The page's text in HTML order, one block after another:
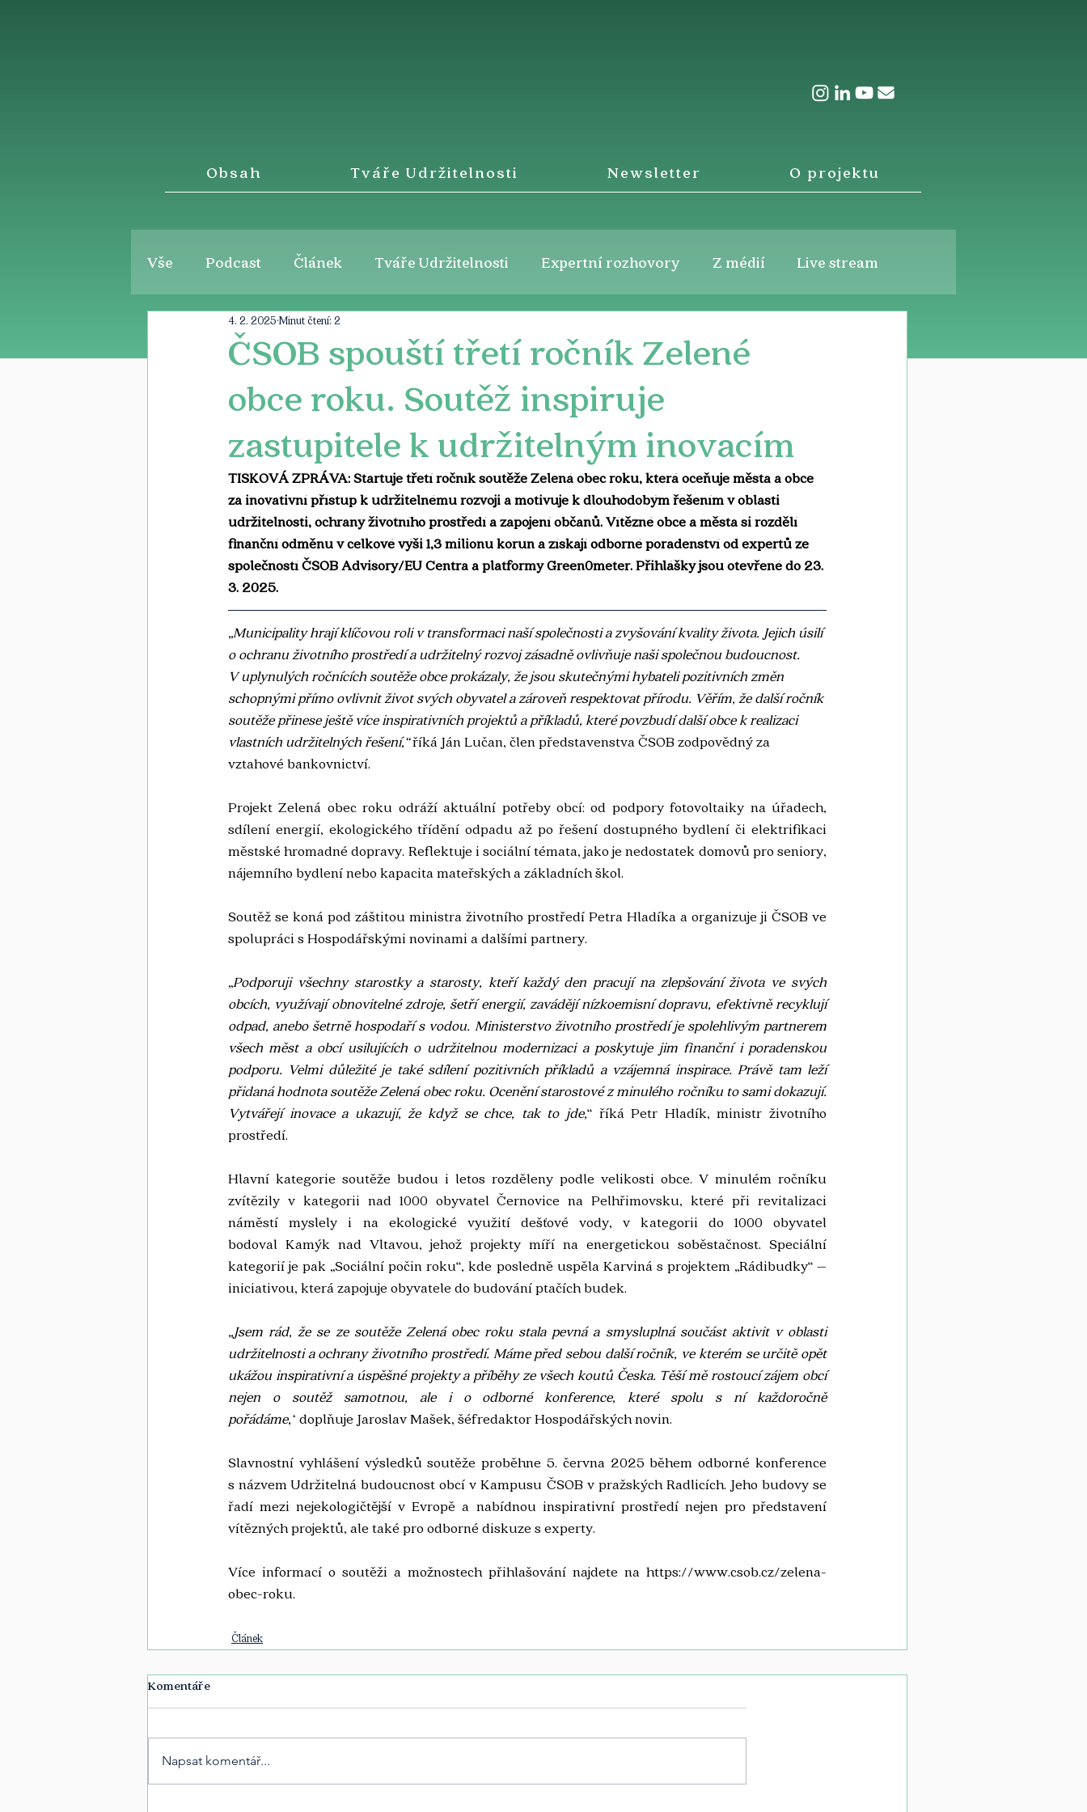
Obsah Tváře Udržitelnosti Newsletter O projektu
Vše Podcast Článek Tváře Udržitelnosti Expertní rozhovory Z médií Live stream
ČSOB spouští třetí ročník Zelené
obce roku. Soutěž inspiruje
zastupitele k udržitelným inovacím
4. 2. 2025 Minut čtení: 2
TISKOVÁ ZPRÁVA: Startuje třetí ročník soutěže Zelená obec roku, která oceňuje města a obce
za inovativní přístup k udržitelnému rozvoji a motivuje k dlouhodobým řešením v oblasti
udržitelnosti, ochrany životního prostředí a zapojení občanů. Vítězné obce a města si rozdělí
finanční odměnu v celkové výši 1,3 milionu korun a získají odborné poradenství od expertů ze
společností ČSOB Advisory/EU Centra a platformy Green0meter. Přihlášky jsou otevřené do 23.
3. 2025.
„Municipality hrají klíčovou roli v transformaci naší společnosti a zvyšování kvality života. Jejich úsilí
o ochranu životního prostředí a udržitelný rozvoj zásadně ovlivňuje naši společnou budoucnost.
V uplynulých ročnících soutěže obce prokázaly, že jsou skutečnými hybateli pozitivních změn
schopnými přímo ovlivnit život svých obyvatel a zároveň respektovat přírodu. Věřím, že další ročník
soutěže přinese ještě více inspirativních projektů a příkladů, které povzbudí další obce k realizaci
vlastních udržitelných řešení,“ říká Ján Lučan, člen představenstva ČSOB zodpovědný za
vztahové bankovnictví.
Projekt Zelená obec roku odráží aktuální potřeby obcí: od podpory fotovoltaiky na úřadech,
sdílení energií, ekologického třídění odpadu až po řešení dostupného bydlení či elektrifikaci
městské hromadné dopravy. Reflektuje i sociální témata, jako je nedostatek domovů pro seniory,
nájemního bydlení nebo kapacita mateřských a základních škol.
Soutěž se koná pod záštitou ministra životního prostředí Petra Hladíka a organizuje ji ČSOB ve
spolupráci s Hospodářskými novinami a dalšími partnery.
„Podporuji všechny starostky a starosty, kteří každý den pracují na zlepšování života ve svých
obcích, využívají obnovitelné zdroje, šetří energií, zavádějí nízkoemisní dopravu, efektivně recyklují
odpad, anebo šetrně hospodaří s vodou. Ministerstvo životního prostředí je spolehlivým partnerem
všech měst a obcí usilujících o udržitelnou modernizaci a poskytuje jim finanční i poradenskou
podporu. Velmi důležité je také sdílení pozitivních příkladů a vzájemná inspirace. Právě tam leží
přidaná hodnota soutěže Zelená obec roku. Ocenění starostové z minulého ročníku to sami dokazují.
Vytvářejí inovace a ukazují, že když se chce, tak to jde,“ říká Petr Hladík, ministr životního
prostředí.
Hlavní kategorie soutěže budou i letos rozděleny podle velikosti obce. V minulém ročníku
zvítězily v kategorii nad 1000 obyvatel Černovice na Pelhřimovsku, které při revitalizaci
náměstí myslely i na ekologické využití dešťové vody, v kategorii do 1000 obyvatel
bodoval Kamýk nad Vltavou, jehož projekty míří na energetickou soběstačnost. Speciální
kategorií je pak „Sociální počin roku“, kde posledně uspěla Karviná s projektem „Rádibudky“ –
iniciativou, která zapojuje obyvatele do budování ptačích budek.
„Jsem rád, že se ze soutěže Zelená obec roku stala pevná a smysluplná součást aktivit v oblasti
udržitelnosti a ochrany životního prostředí. Máme před sebou další ročník, ve kterém se určitě opět
ukážou inspirativní a úspěšné projekty a příběhy ze všech koutů Česka. Těší mě rostoucí zájem obcí
nejen o soutěž samotnou, ale i o odborné konference, které spolu s ní každoročně
pořádáme,“ doplňuje Jaroslav Mašek, šéfredaktor Hospodářských novin.
Slavnostní vyhlášení výsledků soutěže proběhne 5. června 2025 během odborné konference
s názvem Udržitelná budoucnost obcí v Kampusu ČSOB v pražských Radlicích. Jeho budovy se
řadí mezi nejekologičtější v Evropě a nabídnou inspirativní prostředí nejen pro představení
vítězných projektů, ale také pro odborné diskuze s experty.
Více informací o soutěži a možnostech přihlašování najdete na https://www.csob.cz/zelena-
obec-roku.
Článek
Komentáře
Napsat komentář...